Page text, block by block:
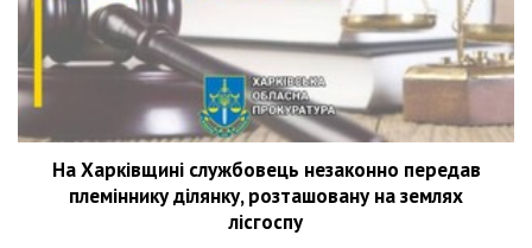
На Харківщині службовець незаконно передав
племіннику ділянку, розташовану на землях
лісгоспу